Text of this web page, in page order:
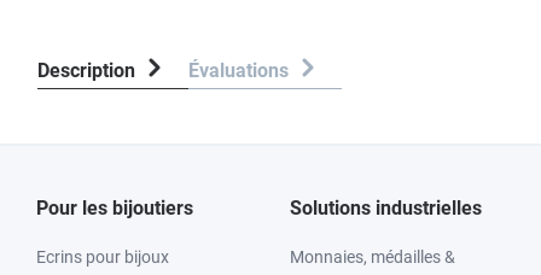
Description Évaluations
Pour les bijoutiers
Ecrins pour bijoux
Solutions industrielles
Monnaies, médailles &